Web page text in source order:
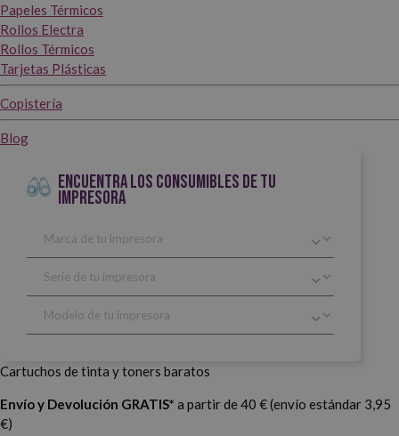
Papeles Térmicos
Rollos Electra
Rollos Térmicos
Tarjetas Plásticas
Copistería
Blog
ENCUENTRA LOS CONSUMIBLES DE TU
IMPRESORA
Cartuchos de tinta y toners baratos
Envío y Devolución GRATIS* a partir de 40 € (envío estándar 3,95
€)